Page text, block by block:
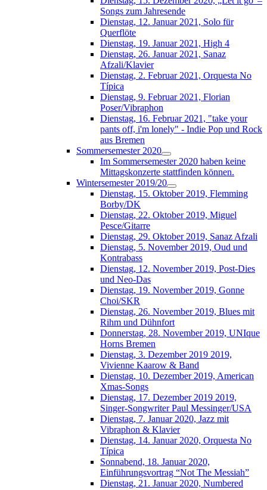
Songs zum Jahresende
Dienstag, 12. Januar 2021, Solo für
Querflöte
Dienstag, 19. Januar 2021, High 4
Dienstag, 26. Januar 2021, Sanaz
Afzali/Klavier
Dienstag, 2. Februar 2021, Orquesta No
Típica
Dienstag, 9. Februar 2021, Florian
Poser/Vibraphon
Dienstag, 16. Februar 2021, "take your
pants off, i'm lonely" - Indie Pop und Rock
aus Bremen
Sommersemester 2020
Im Sommersemester 2020 haben keine
Mittagskonzerte stattfinden können.
Wintersemester 2019/20
Dienstag, 15. Oktober 2019, Flemming
Borby/DK
Dienstag, 22. Oktober 2019, Miguel
Pesce/Gitarre
Dienstag, 29. Oktober 2019, Sanaz Afzali
Dienstag, 5. November 2019, Oud und
Kontrabass
Dienstag, 12. November 2019, Post-Dies
und Neo-Das
Dienstag, 19. November 2019, Gonne
Choi/SKR
Dienstag, 26. November 2019, Blues mit
Rihm und Dühnfort
Donnerstag, 28. November 2019, UNIque
Horns Bremen
Dienstag, 3. Dezember 2019 2019,
Vivienne Kaarow & Band
Dienstag, 10. Dezember 2019, American
Xmas-Songs
Dienstag, 17. Dezember 2019 2019,
Singer-Songwriter Paul Messinger/USA
Dienstag, 7. Januar 2020, Jazz mit
Vibraphon & Klavier
Dienstag, 14. Januar 2020, Orquesta No
Típica
Sonnabend, 18. Januar 2020,
Einführungsvortrag “Not The Messiah”
Dienstag, 21. Januar 2020, Numbered